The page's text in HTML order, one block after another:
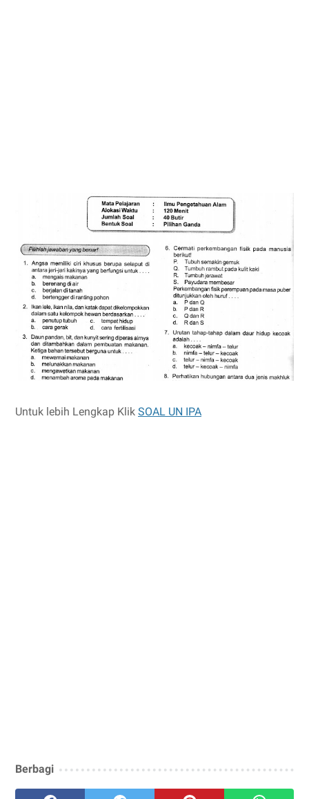
Untuk lebih Lengkap Klik SOAL UN IPA
Berbagi